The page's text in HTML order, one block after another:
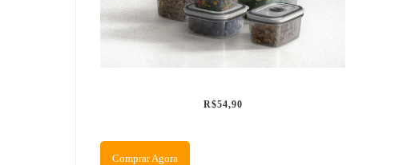
R$54,90
Comprar Agora